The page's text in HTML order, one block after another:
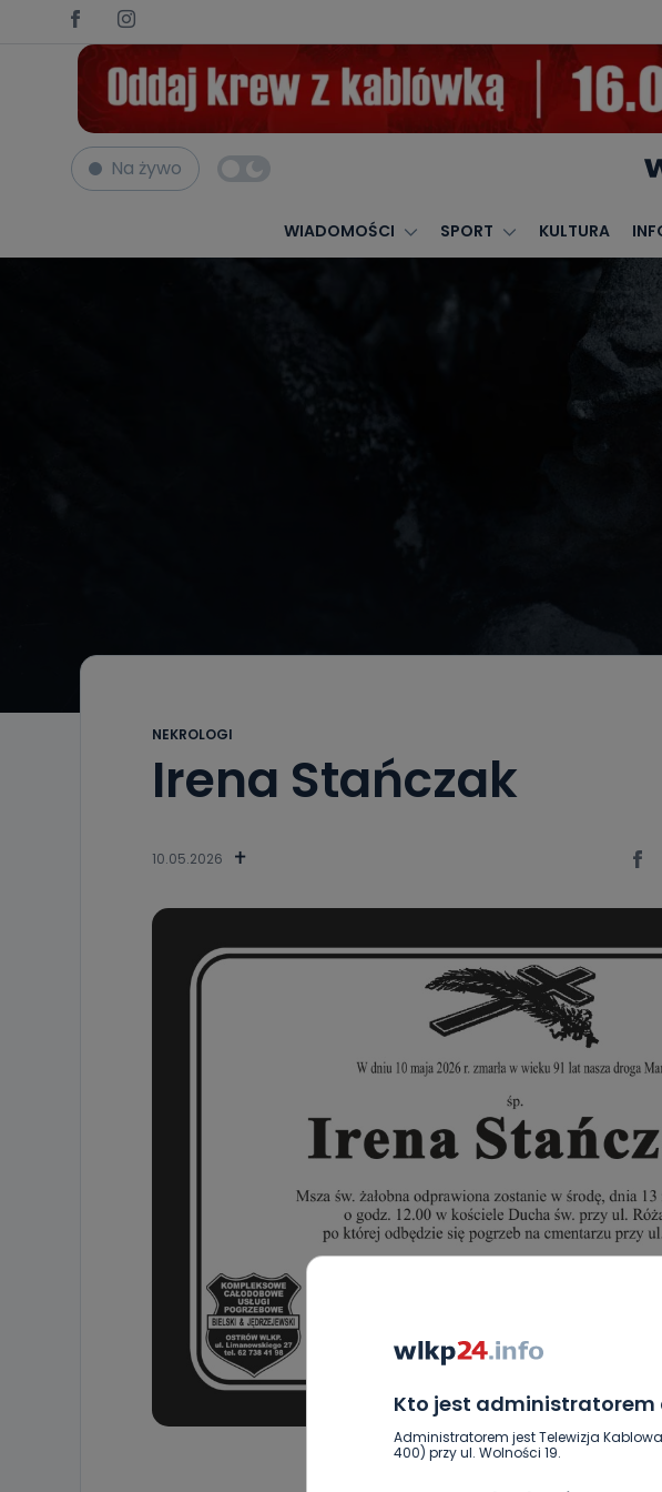
Na żywo
WIADOMOŚCI SPORT KULTURA
Strona główna
Kto jest administratorem
Administratorem jest Telewizja
400) przy ul. Wolności 19.
NEKROLOGI
Irena Stańczak
10.05.2026